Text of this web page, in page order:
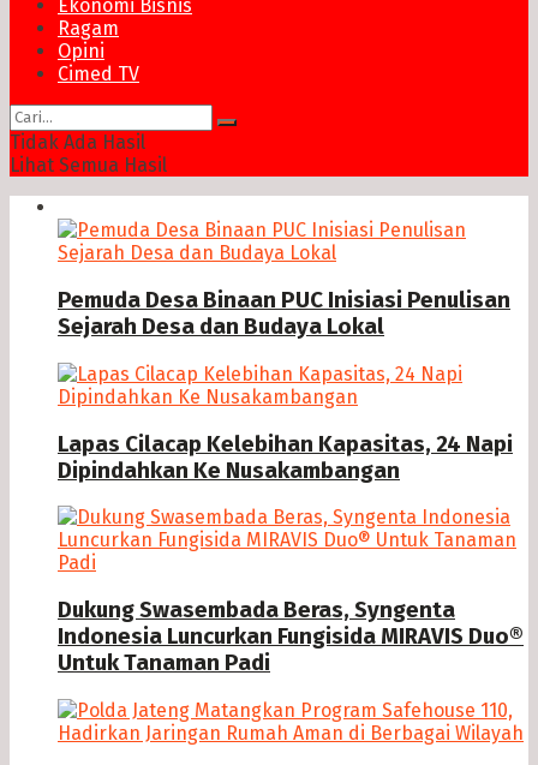
Ekonomi Bisnis
Ragam
Opini
Cimed TV
Tidak Ada Hasil
Lihat Semua Hasil
Pemuda Desa Binaan PUC Inisiasi Penulisan
Sejarah Desa dan Budaya Lokal
Lapas Cilacap Kelebihan Kapasitas, 24 Napi
Dipindahkan Ke Nusakambangan
Dukung Swasembada Beras, Syngenta
Indonesia Luncurkan Fungisida MIRAVIS Duo®
Untuk Tanaman Padi